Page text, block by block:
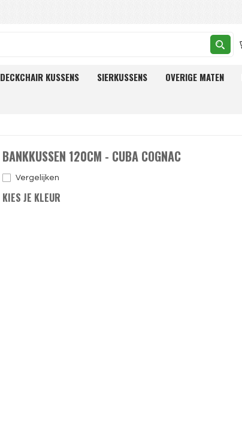
DECKCHAIR KUSSENS SIERKUSSENS OVERIGE MATEN
BANKKUSSEN 120CM - CUBA COGNAC
Vergelijken
KIES JE KLEUR